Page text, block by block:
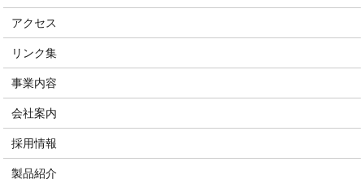
アクセス
リンク集
事業内容
会社案内
採用情報
製品紹介